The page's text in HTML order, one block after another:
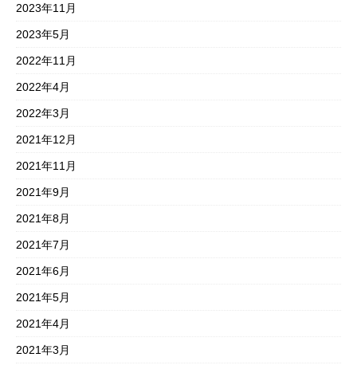
2023年11月
2023年5月
2022年11月
2022年4月
2022年3月
2021年12月
2021年11月
2021年9月
2021年8月
2021年7月
2021年6月
2021年5月
2021年4月
2021年3月